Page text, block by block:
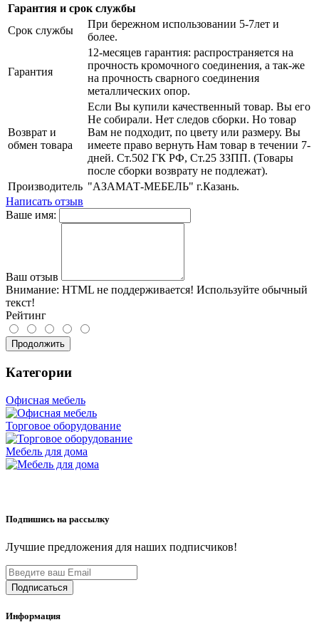
Гарантия и срок службы
Срок службы
При бережном использовании 5-7лет и
более.
Гарантия
12-месяцев гарантия: распространяется на
прочность кромочного соединения, а так-же
на прочность сварного соединения
металлических опор.
Возврат и
обмен товара
Если Вы купили качественный товар. Вы его
Не собирали. Нет следов сборки. Но товар
Вам не подходит, по цвету или размеру. Вы
имеете право вернуть Нам товар в течении 7-
дней. Ст.502 ГК РФ, Ст.25 ЗЗПП. (Товары
после сборки возврату не подлежат).
Производитель "АЗАМАТ-МЕБЕЛЬ" г.Казань.
Написать отзыв
Ваше имя:
Ваш отзыв
Внимание: HTML не поддерживается! Используйте обычный
текст!
Рейтинг
Продолжить
Категории
Офисная мебель
Торговое оборудование
Мебель для дома
Подпишись на рассылку
Лучшие предложения для наших подписчиков!
Информация